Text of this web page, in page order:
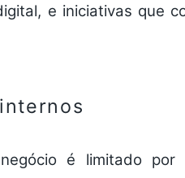
e iniciativas que
é limitado por